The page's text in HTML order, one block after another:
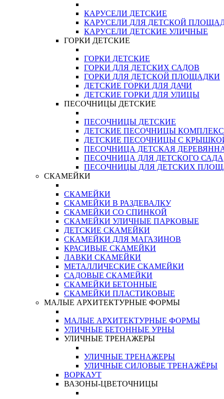
КАРУСЕЛИ ДЕТСКИЕ
КАРУСЕЛИ ДЛЯ ДЕТСКОЙ
КАРУСЕЛИ ДЕТСКИЕ УЛИЧНЫЕ
ГОРКИ ДЕТСКИЕ
ГОРКИ ДЕТСКИЕ
ГОРКИ ДЛЯ ДЕТСКИХ САДОВ
ГОРКИ ДЛЯ ДЕТСКОЙ ПЛОЩАДКИ
ДЕТСКИЕ ГОРКИ ДЛЯ ДАЧИ
ДЕТСКИЕ ГОРКИ ДЛЯ УЛИЦЫ
ПЕСОЧНИЦЫ ДЕТСКИЕ
ПЕСОЧНИЦЫ ДЕТСКИЕ
ДЕТСКИЕ ПЕСОЧНИЦЫ
ДЕТСКИЕ ПЕСОЧНИЦЫ С
ПЕСОЧНИЦА ДЕТСКАЯ
ПЕСОЧНИЦА ДЛЯ ДЕТСКОГО САДА
ПЕСОЧНИЦЫ ДЛЯ ДЕТСКИХ
СКАМЕЙКИ
СКАМЕЙКИ
СКАМЕЙКИ В РАЗДЕВАЛКУ
СКАМЕЙКИ СО СПИНКОЙ
СКАМЕЙКИ УЛИЧНЫЕ ПАРКОВЫЕ
ДЕТСКИЕ СКАМЕЙКИ
СКАМЕЙКИ ДЛЯ МАГАЗИНОВ
КРАСИВЫЕ СКАМЕЙКИ
ЛАВКИ СКАМЕЙКИ
МЕТАЛЛИЧЕСКИЕ СКАМЕЙКИ
САДОВЫЕ СКАМЕЙКИ
СКАМЕЙКИ БЕТОННЫЕ
СКАМЕЙКИ ПЛАСТИКОВЫЕ
МАЛЫЕ АРХИТЕКТУРНЫЕ ФОРМЫ
МАЛЫЕ АРХИТЕКТУРНЫЕ ФОРМЫ
УЛИЧНЫЕ БЕТОННЫЕ УРНЫ
УЛИЧНЫЕ ТРЕНАЖЕРЫ
УЛИЧНЫЕ ТРЕНАЖЕРЫ
УЛИЧНЫЕ СИЛОВЫЕ ТРЕНАЖЁРЫ
ВОРКАУТ
ВАЗОНЫ-ЦВЕТОЧНИЦЫ